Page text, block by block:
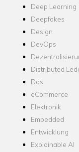
Deep Learning
Deepfakes
Design
DevOps
Distributed
Dos
eCommerce
Elektronik
Embedded
Entwicklung
Explainable AI